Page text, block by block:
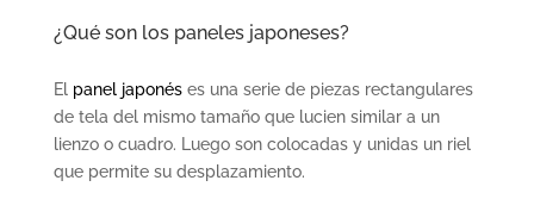
¿Qué son los paneles japoneses?
El panel japonéses una serie de piezas rectangulares
de tela del mismo tamaño que lucien similar a un
lienzo o cuadro. Luego son colocadas y unidas un riel
que permite su desplazamiento.